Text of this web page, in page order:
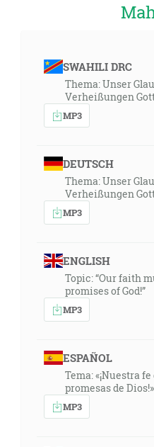
SWAHILI DRC
Thema: Unser
Verheißungen
MP3
DEUTSCH
Thema: Unser
Verheißungen
MP3
ENGLISH
Topic: “Our faith
promises of God!”
MP3
ESPAÑOL
Tema: «¡Nuestra
promesas de Dios!»
MP3